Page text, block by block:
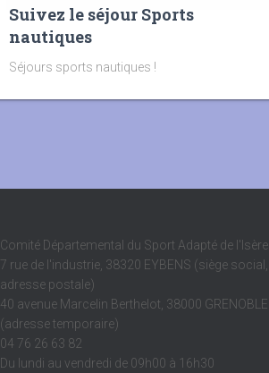
Suivez le séjour Sports
nautiques
Séjours sports nautiques !
Comité Départemental du Sport Adapté de l'Isère
7 rue de l'industrie, 38320 EYBENS (siège social,
adresse postale)
40 avenue Marcelin Berthelot, 38000 GRENOBLE
(adresse temporaire)
04 76 26 63 82
Du lundi au vendredi de 09h00 à 16h30